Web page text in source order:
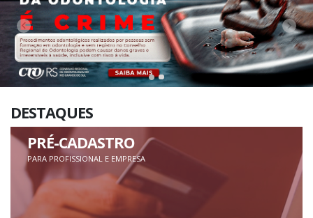
ComeBack
DESTAQUES
PRÉ-CADASTRO
PARA PROFISSIONAL E EMPRESA